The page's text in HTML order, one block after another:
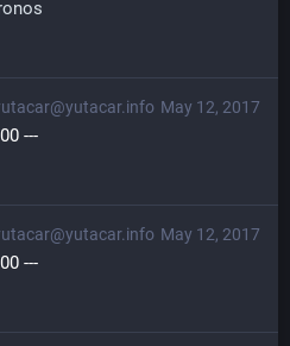
May 12, 2017
---
May 12, 2017
---